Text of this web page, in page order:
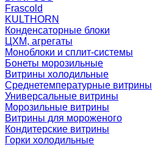
Frascold
KULTHORN
Конденсаторные блоки
ЦХМ, агрегаты
Моноблоки и сплит-системы
Бонеты морозильные
Витрины холодильные
Среднетемпературные витрины
Универсальные витрины
Морозильные витрины
Витрины для мороженого
Кондитерские витрины
Горки холодильные